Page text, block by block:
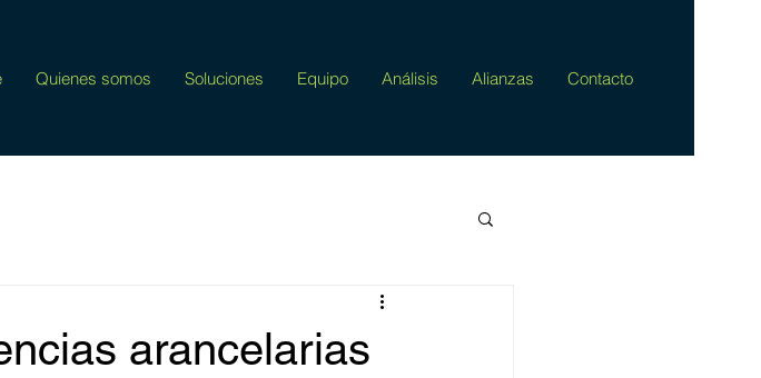
Quienes somos Soluciones Equipo Análisis Alianzas Contacto
arancelarias